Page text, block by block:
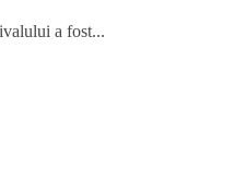
a fost...